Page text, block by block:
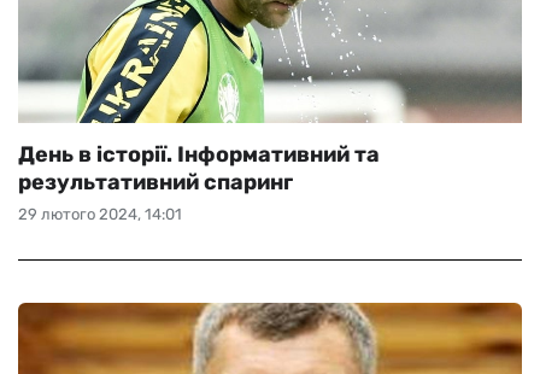
29 лютого 2024, 14:01
День в історії. Інформативний та
результативний спаринг